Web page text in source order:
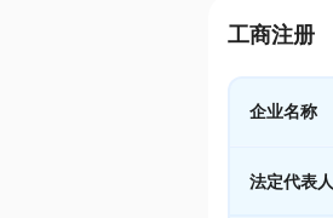
工商注册
企业名称
法定代表人